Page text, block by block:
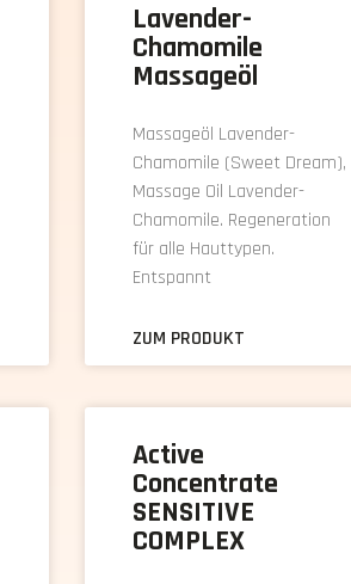
Lavender-
Chamomile
Massageöl
Massageöl Lavender-
Chamomile (Sweet Dream),
Massage Oil Lavender-
Chamomile. Regeneration
für alle Hauttypen.
Entspannt
ZUM PRODUKT
Active
Concentrate
SENSITIVE
COMPLEX